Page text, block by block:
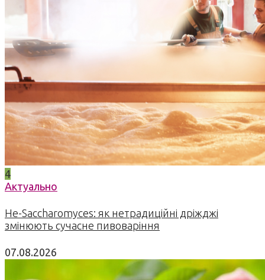
4
Актуально
Не-Saccharomyces: як нетрадиційні дріжджі
змінюють сучасне пивоваріння
07.08.2026